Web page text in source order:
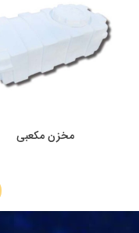
مخزن مکعبی